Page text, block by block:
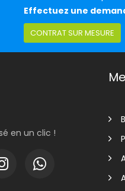
Effectuez une
CONTRAT SUR MESURE
en un clic !